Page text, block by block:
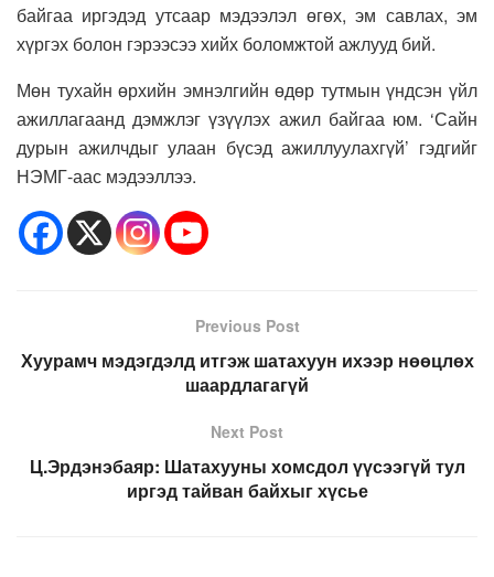
байгаа иргэдэд утсаар мэдээлэл өгөх, эм савлах, эм
хүргэх болон гэрээсээ хийх боломжтой ажлууд бий.
Мөн тухайн өрхийн эмнэлгийн өдөр тутмын үндсэн үйл
ажиллагаанд дэмжлэг үзүүлэх ажил байгаа юм. ‘Сайн
дурын ажилчдыг улаан бүсэд ажиллуулахгүй’ гэдгийг
НЭМГ-аас мэдээллээ.
Previous Post
Хуурамч мэдэгдэлд итгэж шатахуун ихээр нөөцлөх
шаардлагагүй
Next Post
Ц.Эрдэнэбаяр: Шатахууны хомсдол үүсээгүй тул
иргэд тайван байхыг хүсье